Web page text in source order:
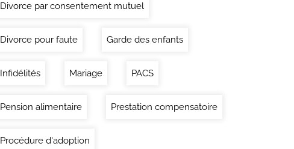
Divorce par consentement mutuel
Divorce pour faute Garde des enfants
Infidélités Mariage PACS
Pension alimentaire Prestation compensatoire
Procédure d'adoption